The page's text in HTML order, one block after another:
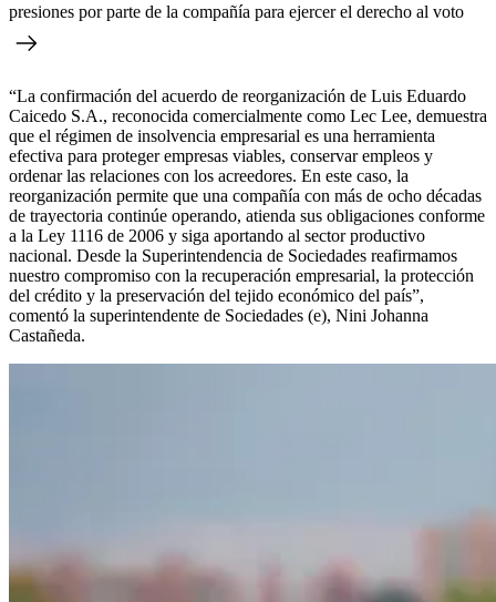
presiones por parte de la compañía para ejercer el derecho al voto
“La confirmación del acuerdo de reorganización de Luis Eduardo
Caicedo S.A., reconocida comercialmente como Lec Lee, demuestra
que el régimen de insolvencia empresarial es una herramienta
efectiva para proteger empresas viables, conservar empleos y
ordenar las relaciones con los acreedores. En este caso, la
reorganización permite que una compañía con más de ocho décadas
de trayectoria continúe operando, atienda sus obligaciones conforme
a la Ley 1116 de 2006 y siga aportando al sector productivo
nacional. Desde la Superintendencia de Sociedades reafirmamos
nuestro compromiso con la recuperación empresarial, la protección
del crédito y la preservación del tejido económico del país”,
comentó la superintendente de Sociedades (e), Nini Johanna
Castañeda.